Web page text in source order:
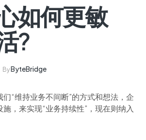
如何更敏
?
ByByteBridge
“维持业务不间断”的方式和想法，企
，来实现“业务持续性”，现在则纳入